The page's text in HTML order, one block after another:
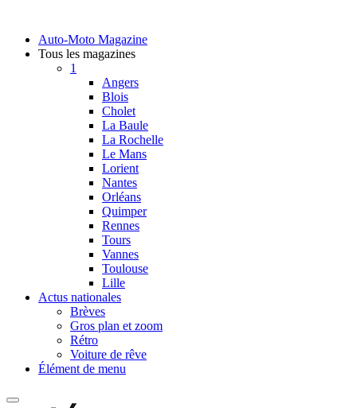
Auto-Moto Magazine
Tous les magazines
1
Angers
Blois
Cholet
La Baule
La Rochelle
Le Mans
Lorient
Nantes
Orléans
Quimper
Rennes
Tours
Vannes
Toulouse
Lille
Actus nationales
Brèves
Gros plan et zoom
Rétro
Voiture de rêve
Élément de menu